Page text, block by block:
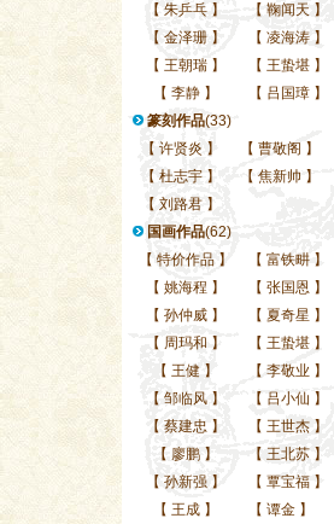
【 朱乒乓】 【 鞠闻天 】
【 金泽珊】 【 凌海涛 】
【 王朝瑞】 【 王蛰堪 】
【 李静】 【 吕国璋 】
篆刻作品(33)
【 许贤炎 】 【 曹敬阁 】
【 杜志宇 】 【 焦新帅 】
【 刘路君 】
国画作品(62)
【 特价作品】 【 富铁畊 】
【 姚海程 】 【 张国恩 】
【 孙仲威】 【 夏奇星 】
【 周玛和 】 【 王蛰堪 】
【 王健】 【 李敬业 】
【 邹临风】 【 吕小仙 】
【 蔡建忠 】 【 王世杰 】
【 廖鹏】 【 王北苏 】
【 孙新强】 【 覃宝福 】
【 王成】 【 谭金 】